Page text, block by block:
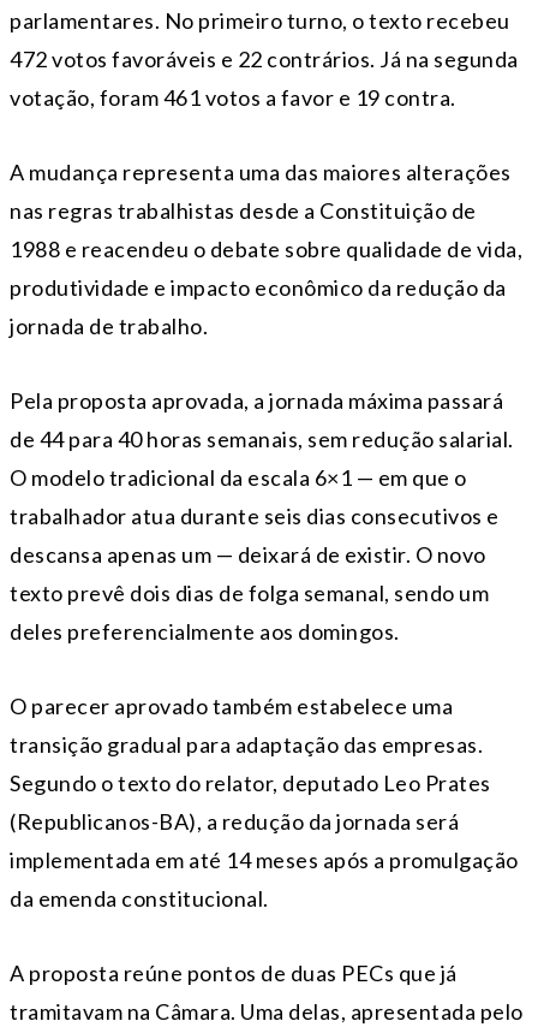
parlamentares. No primeiro turno, o texto recebeu
472 votos favoráveis e 22 contrários. Já na segunda
votação, foram 461 votos a favor e 19 contra.
A mudança representa uma das maiores alterações
nas regras trabalhistas desde a Constituição de
1988 e reacendeu o debate sobre qualidade de vida,
produtividade e impacto econômico da redução da
jornada de trabalho.
Pela proposta aprovada, a jornada máxima passará
de 44 para 40 horas semanais, sem redução salarial.
O modelo tradicional da escala 6×1 — em que o
trabalhador atua durante seis dias consecutivos e
descansa apenas um — deixará de existir. O novo
texto prevê dois dias de folga semanal, sendo um
deles preferencialmente aos domingos.
O parecer aprovado também estabelece uma
transição gradual para adaptação das empresas.
Segundo o texto do relator, deputado Leo Prates
(Republicanos-BA), a redução da jornada será
implementada em até 14 meses após a promulgação
da emenda constitucional.
A proposta reúne pontos de duas PECs que já
tramitavam na Câmara. Uma delas, apresentada pelo